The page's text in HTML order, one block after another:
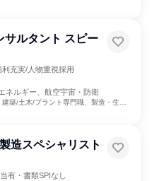
サルタント スピー
充実/人物重視採用
ネルギー、航空宇宙・防衛
建築/土木/プラント専門職、製造・生産工程、経営/事業企画
造スペシャリスト
有・書類SPIなし